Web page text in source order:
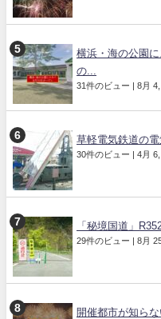
横浜・海の公園
の...
31件のビュー | 8月
草軽電気鉄道の
30件のビュー | 4月
「秘境国道」
29件のビュー | 8月
開催都市が知ら